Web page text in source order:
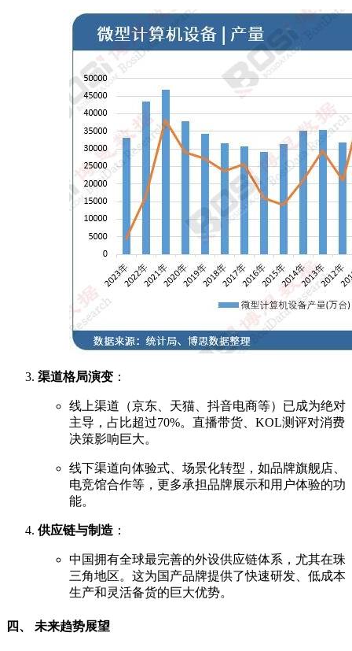
渠道格局演变 ：
线上渠道（京东、天猫、抖音电商等）已成为绝对
主导，占比超过70%。直播带货、KOL测评对消费
决策影响巨大。
线下渠道向体验式、场景化转型，如品牌旗舰店、
电竞馆合作等，更多承担品牌展示和用户体验的功
能。
供应链与制造 ：
中国拥有全球最完善的外设供应链体系，尤其在珠
三角地区。这为国产品牌提供了快速研发、低成本
生产和灵活备货的巨大优势。
四、 未来趋势展望